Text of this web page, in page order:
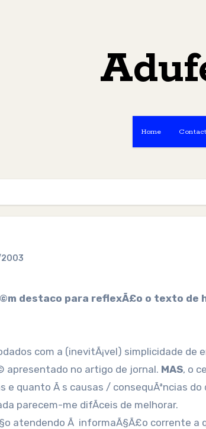
Home
destaco para reflexÃ£o o texto de
com a (inevitÃ¡vel) simplicidade de
apresentado no artigo de jornal. MAS, o
quanto Ã s causas / consequÃªncias do
parecem-me difÃ­ceis de melhorar.
atendendo Ã informaÃ§Ã£o corrente a